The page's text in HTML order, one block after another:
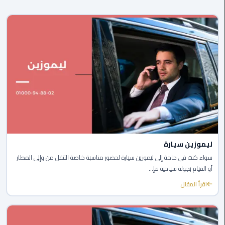
العاصمة
ليموزين
الخط
الساخن
تاكسى
ليموزين
مصر
خدمة
VIP
ايجار
سيارات
مصر
ليموزين سيارة
سواء كنت في حاجة إلى ليموزين سيارة لحضور مناسبة خاصة التنقل من وإلى المطار
أو القيام بجولة سياحية فإ...
اقرأ المقال